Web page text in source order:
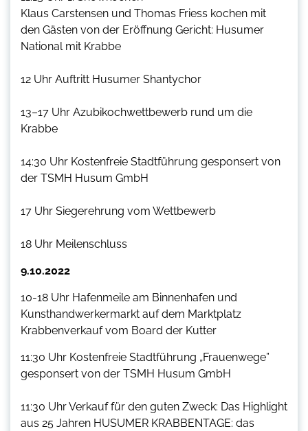
Klaus Carstensen und Thomas Friess kochen mit
den Gästen von der Eröffnung Gericht: Husumer
National mit Krabbe
12 Uhr Auftritt Husumer Shantychor
13–17 Uhr Azubikochwettbewerb rund um die
Krabbe
14:30 Uhr Kostenfreie Stadtführung gesponsert von
der TSMH Husum GmbH
17 Uhr Siegerehrung vom Wettbewerb
18 Uhr Meilenschluss
9.10.2022
10-18 Uhr Hafenmeile am Binnenhafen und
Kunsthandwerkermarkt auf dem Marktplatz
Krabbenverkauf vom Board der Kutter
11:30 Uhr Kostenfreie Stadtführung „Frauenwege”
gesponsert von der TSMH Husum GmbH
11:30 Uhr Verkauf für den guten Zweck: Das Highlight
aus 25 Jahren HUSUMER KRABBENTAGE: das